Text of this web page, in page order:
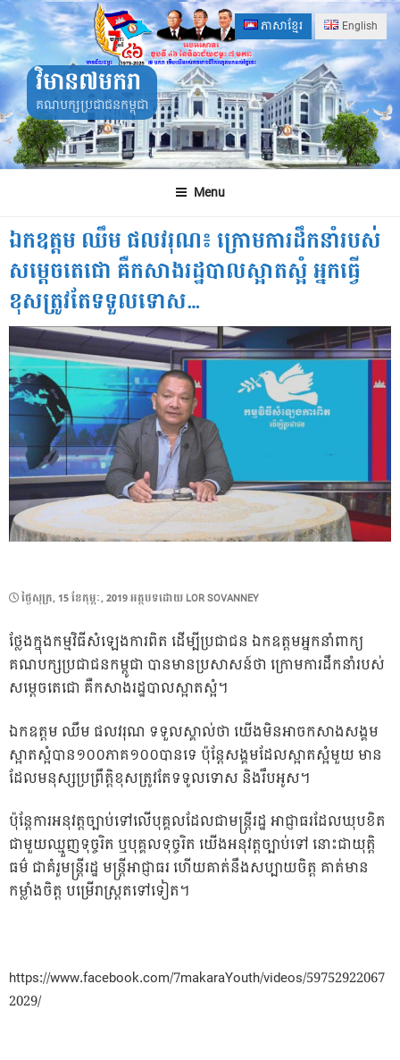
Skip
to
content
ភាសាខ្មែរ English
វិមាន៧មករា
គណបក្សប្រជាជនកម្ពុជា
Menu
ឯកឧត្តម ឈឹម ផលវរុណ៖ ក្រោមការដឹកនាំរបស់
សម្តេចតេជោ គឺកសាងរដ្ឋបាលស្អាតស្អំ អ្នកធ្វើ
ខុសត្រូវតែទទួលទោស…
POSTED
ថ្ងៃ​សុក្រ, 15 ខែ​កុម្ភៈ, 2019អត្ថបទដោយ LOR SOVANNEY
ថ្លែងក្នុងកម្មវិធីសំឡេងការពិត ដើម្បីប្រជាជន ឯកឧត្តមអ្នកនាំពាក្យ
គណបក្សប្រជាជនកម្ពូជា បានមានប្រសាសន៍ថា ក្រោមការដឹកនាំរបស់
សម្ដេចតេជោ គឺកសាងរដ្ឋបាលស្អាតស្អំ។
ឯកឧត្តម ឈឹម ផលវរុណ ទទួលស្គាល់ថា យើងមិនអាចកសាងសង្គម
ស្អាតស្អំបាន១០០ភាគ១០០បានទេ ប៉ុន្ដែសង្គមដែលស្អាតស្អំមួយ មាន
ដែលមនុស្សប្រព្រឹត្តិខុសត្រូវតែទទូលទោស និងរឹបអូស។
ប៉ុន្ដែការអនុវត្តច្បាប់ទៅលើបុគ្គលដែលជាមន្ត្រីរដ្ឋ អាជ្ញាធរដែលឃុបខិត
ជាមួយឈ្មួញទុច្ចរិត ឬបុគ្គលទុច្ចរិត យើងអនុវត្តច្បាប់ទៅ នោះជាយុត្តិ
ធម៌ ជាគំរូមន្ត្រីរដ្ឋ មន្ត្រីអាជ្ញាធរ ហើយគាត់នឹងសប្បាយចិត្ត គាត់មាន
កម្លាំងចិត្ត បម្រើរាស្ត្រតទៅទៀត។
https://www.facebook.com/7makaraYouth/videos/59752922067
2029/